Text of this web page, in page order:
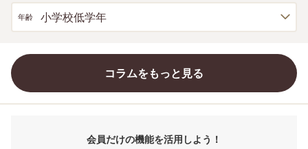
年齢 小学校低学年
コラムをもっと見る
会員だけの機能を活用しよう！